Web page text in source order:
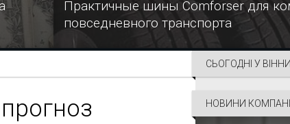
Практичные шины Comforser для
повседневного транспорта
СЬОГОДНІ У
НОВИНИ